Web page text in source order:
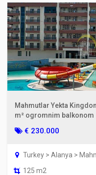
Mahmutlar Yekta
m² ogromnim balkonom
€ 230.000
Turkey > Alanya >
125 m2